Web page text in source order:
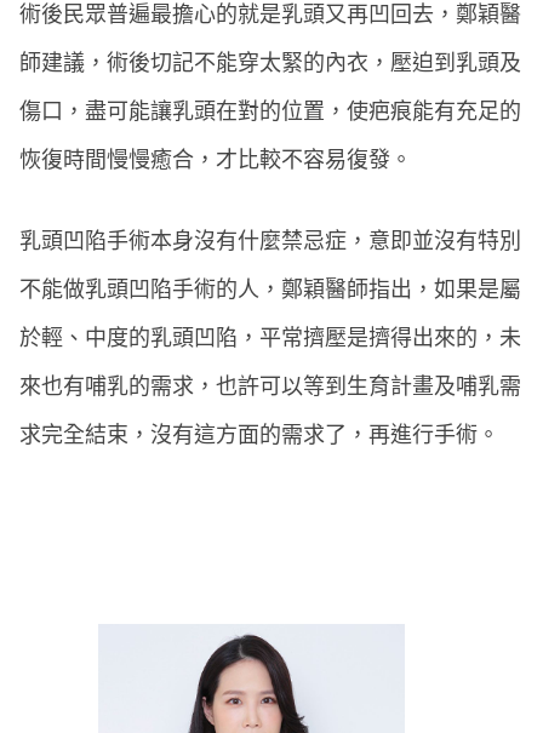
術後民眾普遍最擔心的就是乳頭又再凹回去，鄭穎醫
師建議，術後切記不能穿太緊的內衣，壓迫到乳頭及
傷口，盡可能讓乳頭在對的位置，使疤痕能有充足的
恢復時間慢慢癒合，才比較不容易復發。
乳頭凹陷手術本身沒有什麼禁忌症，意即並沒有特別
不能做乳頭凹陷手術的人，鄭穎醫師指出，如果是屬
於輕、中度的乳頭凹陷，平常擠壓是擠得出來的，未
來也有哺乳的需求，也許可以等到生育計畫及哺乳需
求完全結束，沒有這方面的需求了，再進行手術。